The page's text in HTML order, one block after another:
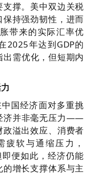
撑。美中双边关税
持强劲韧性，进而
带来的实际汇率优
2025年达到GDP的
出需优化，但短期内
国经济面对多重挑
济并非毫无压力——
溢出效应、消费者
软与通缩压力，
便如此，经济仍能
增长支撑体系与主